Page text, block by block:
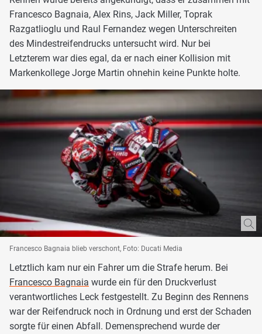
Francesco Bagnaia, Alex Rins, Jack Miller, Toprak
Razgatlioglu und Raul Fernandez wegen Unterschreiten
des Mindestreifendrucks untersucht wird. Nur bei
Letzterem war dies egal, da er nach einer Kollision mit
Markenkollege Jorge Martin ohnehin keine Punkte holte.
Francesco Bagnaia blieb verschont, Foto: Ducati Media
Letztlich kam nur ein Fahrer um die Strafe herum. Bei
Francesco Bagnaia wurde ein für den Druckverlust
verantwortliches Leck festgestellt. Zu Beginn des Rennens
war der Reifendruck noch in Ordnung und erst der Schaden
sorgte für einen Abfall. Demensprechend wurde der